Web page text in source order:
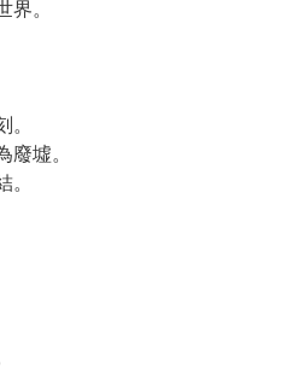
。
墟。